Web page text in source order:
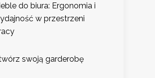
do biura: Ergonomia i
w przestrzeni
swoją garderobę